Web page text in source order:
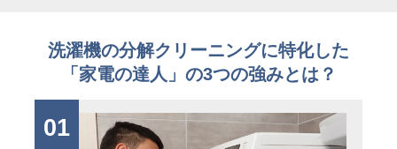
洗濯機の分解クリーニングに特化した
「家電の達人」の3つの強みとは？
01